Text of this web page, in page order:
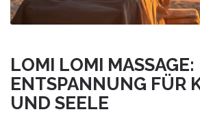
LOMI LOMI MASSAGE:
ENTSPANNUNG FÜR
UND SEELE